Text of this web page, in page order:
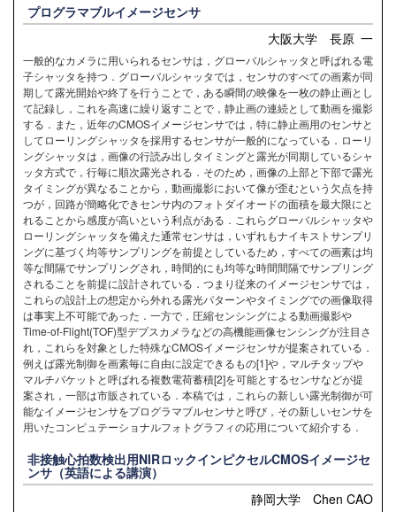
プログラマブルイメージセンサ
大阪大学 長原 一
一般的なカメラに用いられるセンサは，グローバルシャッタと呼ばれる電
子シャッタを持つ．グローバルシャッタでは，センサのすべての画素が同
期して露光開始や終了を行うことで，ある瞬間の映像を一枚の静止画とし
て記録し，これを高速に繰り返すことで，静止画の連続として動画を撮影
する．また，近年のCMOSイメージセンサでは，特に静止画用のセンサと
してローリングシャッタを採用するセンサが一般的になっている．ローリ
ングシャッタは，画像の行読み出しタイミングと露光が同期しているシャ
ッタ方式で，行毎に順次露光される．そのため，画像の上部と下部で露光
タイミングが異なることから，動画撮影において像が歪むという欠点を持
つが，回路が簡略化できセンサ内のフォトダイオードの面積を最大限にと
れることから感度が高いという利点がある．これらグローバルシャッタや
ローリングシャッタを備えた通常センサは，いずれもナイキストサンプリ
ングに基づく均等サンプリングを前提としているため，すべての画素は均
等な間隔でサンプリングされ，時間的にも均等な時間間隔でサンプリング
されることを前提に設計されている．つまり従来のイメージセンサでは，
これらの設計上の想定から外れる露光パターンやタイミングでの画像取得
は事実上不可能であった．一方で，圧縮センシングによる動画撮影や
Time-of-Flight(TOF)型デプスカメラなどの高機能画像センシングが注目さ
れ，これらを対象とした特殊なCMOSイメージセンサが提案されている．
例えば露光制御を画素毎に自由に設定できるもの[1]や，マルチタップや
マルチバケットと呼ばれる複数電荷蓄積[2]を可能とするセンサなどが提
案され，一部は市販されている．本稿では，これらの新しい露光制御が可
能なイメージセンサをプログラマブルセンサと呼び，その新しいセンサを
用いたコンピュテーショナルフォトグラフィの応用について紹介する．
非接触心拍数検出用NIRロックインピクセルCMOSイメージセ
ンサ（英語による講演）
静岡大学 Chen CAO